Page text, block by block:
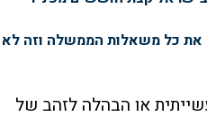
את כל משאלות הממשלה וזה לא
או הבהלה לזהב של